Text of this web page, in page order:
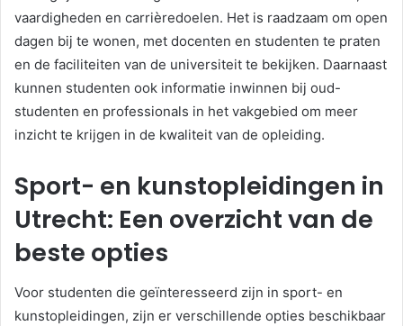
vaardigheden en carrièredoelen. Het is raadzaam om open
dagen bij te wonen, met docenten en studenten te praten
en de faciliteiten van de universiteit te bekijken. Daarnaast
kunnen studenten ook informatie inwinnen bij oud-
studenten en professionals in het vakgebied om meer
inzicht te krijgen in de kwaliteit van de opleiding.
Sport- en kunstopleidingen in
Utrecht: Een overzicht van de
beste opties
Voor studenten die geïnteresseerd zijn in sport- en
kunstopleidingen, zijn er verschillende opties beschikbaar